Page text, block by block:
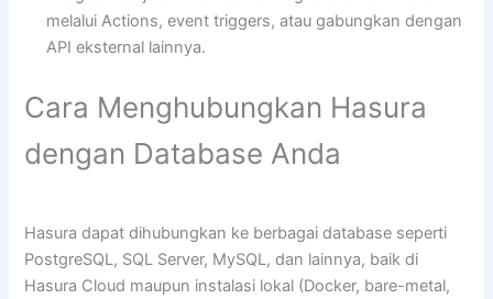
melalui Actions, event triggers, atau gabungkan dengan
API eksternal lainnya.
Cara Menghubungkan Hasura
dengan Database Anda
Hasura dapat dihubungkan ke berbagai database seperti
PostgreSQL, SQL Server, MySQL, dan lainnya, baik di
Hasura Cloud maupun instalasi lokal (Docker, bare-metal,